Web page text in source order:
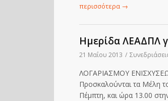
περισσότερα →
Ημερίδα ΛΕΑΔΠΛ
21 Μαΐου 2013 /
ΛΟΓΑΡΙΑΣΜΟΥ
Προσκαλούνται τα Μέλη
Πέμπτη, και ώρα 13.00